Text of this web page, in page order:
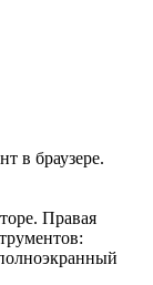
в браузере.
Правая